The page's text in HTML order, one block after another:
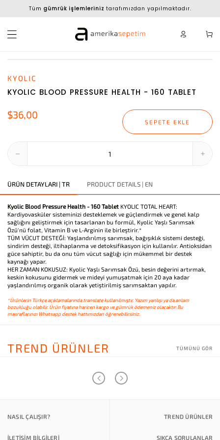
Tüm gümrük işlemleriniz tarafımızdan yapılmaktadır.
KYOLIC
KYOLIC BLOOD PRESSURE HEALTH - 160 TABLET
$36,00
SEPETE EKLE
ÜRÜN DETAYLARI | TR PRODUCT DETAILS | EN
Kyolic Blood Pressure Health - 160 Tablet KYOLIC TOTAL HEART:
Kardiyovasküler sisteminizi desteklemek ve güçlendirmek ve genel kalp
sağlığını geliştirmek için tasarlanan bu formül, Kyolic Yaşlı Sarımsak
Özü'nü folat, Vitamin B ve L-Arginin ile birleştirir.*
TÜM VÜCUT DESTEĞİ: Yaşlandırılmış sarımsak, bağışıklık sistemi desteği,
sindirim desteği, iltihaplanma ve detoksifikasyon için kullanılır. Antioksidan
güce sahiptir, bu da onu tüm vücut sağlığı için mükemmel bir destek
kaynağı yapar.
HER ZAMAN KOKUSUZ: Kyolic Yaşlı Sarımsak Özü, besin değerini artırmak,
keskin kokusunu gidermek ve mideyi yumuşatmak için 20 aya kadar
yaşlandırılmış organik olarak yetiştirilmiş sarımsaktan yapılır.
*Ürünlerin Türkçe açıklamalarında translate kullanılmıştır. Yazım yanlışı ya da anlam
bozukluğu olabilir. Ürün fiyatına haricen kargo ve gümrük ödemeniz olacaktır. Bu
masraflarınızı Whatsapp destek hattımızdan öğrenebilirsiniz.
TREND ÜRÜNLER TÜMÜNÜ GÖR
NASIL ÇALIŞIR? TREND ÜRÜNLER
İLETİŞİM BİLGİLERİ SIKÇA SORULANLAR